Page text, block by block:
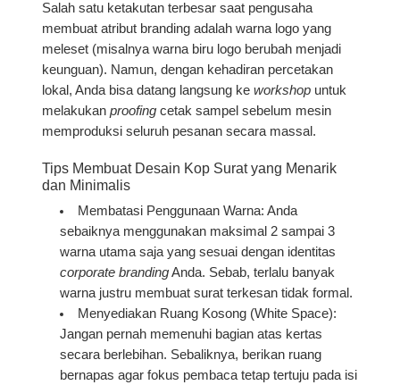
Salah satu ketakutan terbesar saat pengusaha
membuat atribut branding adalah warna logo yang
meleset (misalnya warna biru logo berubah menjadi
keunguan). Namun, dengan kehadiran percetakan
lokal, Anda bisa datang langsung keworkshop untuk
melakukanproofing cetak sampel sebelum mesin
memproduksi seluruh pesanan secara massal.
Tips Membuat Desain Kop Surat yang Menarik
dan Minimalis
Membatasi Penggunaan Warna: Anda
sebaiknya menggunakan maksimal 2 sampai 3
warna utama saja yang sesuai dengan identitas
corporate brandingAnda. Sebab, terlalu banyak
warna justru membuat surat terkesan tidak formal.
Menyediakan Ruang Kosong (White Space):
Jangan pernah memenuhi bagian atas kertas
secara berlebihan. Sebaliknya, berikan ruang
bernapas agar fokus pembaca tetap tertuju pada isi